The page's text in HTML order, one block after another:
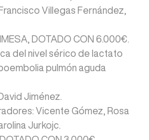
Villegas Fernández,
DOTADO CON 6.000€.
del nivel sérico de lactato
pulmón aguda
Jiménez.
Vicente Gómez, Rosa
Jurkojc.